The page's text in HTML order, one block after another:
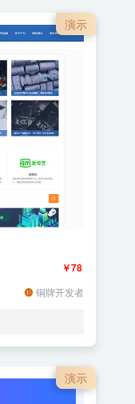
演示
￥78
铜牌开发者
演示